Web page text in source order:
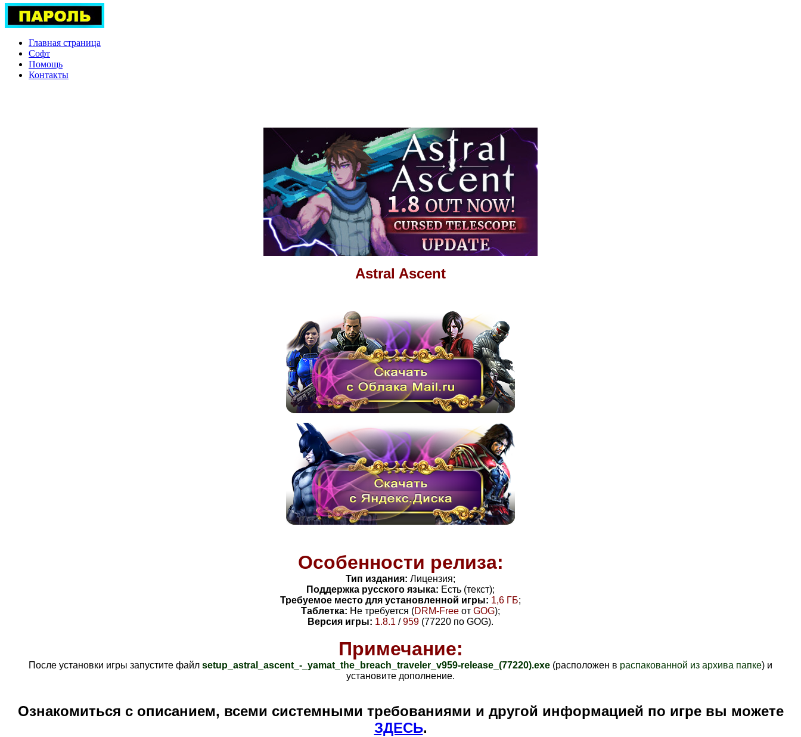
Главная страница
Софт
Помощь
Контакты
Astral Ascent
Особенности релиза:
Тип издания: Лицензия;
Поддержка русского языка: Есть (текст);
Требуемое место для установленной игры: 1,6 ГБ;
Таблетка: Не требуется (DRM-Free от GOG);
Версия игры: 1.8.1 /959 (77220 по GOG).
Примечание:
После установки игры запустите файл setup_astral_ascent_-_yamat_the_breach_traveler_v959-release_(77220).exe (расположен в распакованной из архива папке) и
установите дополнение.
Ознакомиться с описанием, всеми системными требованиями и другой информацией по игре вы можете
ЗДЕСЬ.